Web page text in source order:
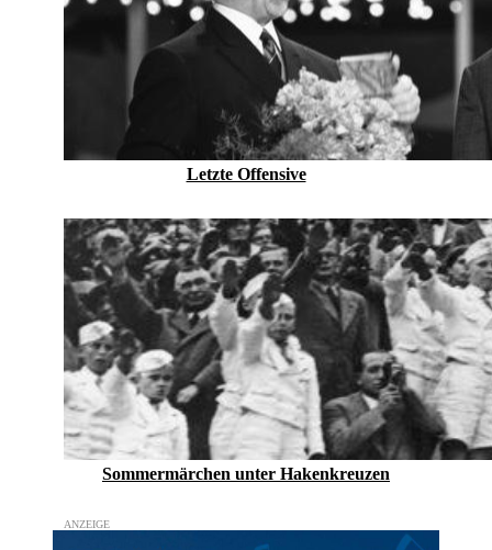
Letzte Offensive
Sommermärchen unter Hakenkreuzen